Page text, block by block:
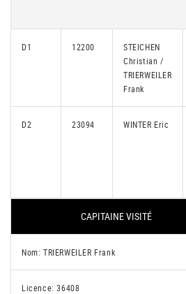
D1 12200
STEICHEN
Christian /
TRIERWEILER
Frank
D2 23094 WINTER Eric
CAPITAINE VISITÉ
Nom: TRIERWEILER Frank
Licence: 36408